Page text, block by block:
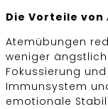
Die Vorteile von
Atemübungen
weniger
Fokussierung
Immunsystem
emotionale